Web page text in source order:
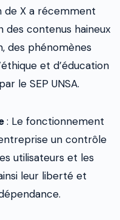
de X a récemment
des contenus haineux
des phénomènes
et d’éducation
le SEP UNSA.
: Le fonctionnement
un contrôle
utilisateurs et les
leur liberté et